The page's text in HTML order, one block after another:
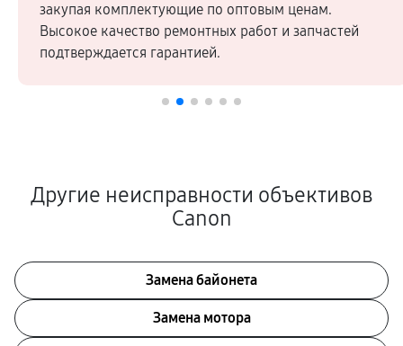
закупая комплектующие по оптовым ценам.
Высокое качество ремонтных работ и запчастей
подтверждается гарантией.
Другие неисправности объективов
Canon
Замена байонета
Замена мотора